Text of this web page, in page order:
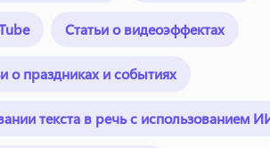
Статьи о видеоэффектах
о праздниках и событиях
текста в речь с использованием